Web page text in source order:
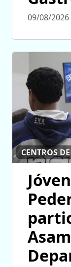
09/08/2026
CENTROS